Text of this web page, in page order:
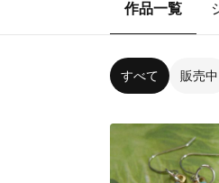
作品一覧
すべて 販売中